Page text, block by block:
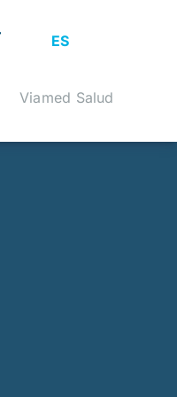
ES
Viamed Salud